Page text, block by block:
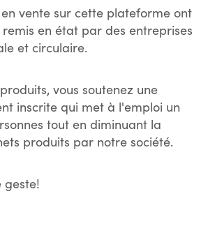
vente sur cette plateforme ont
en état par des entreprises
et circulaire.
vous soutenez une
inscrite qui met à l'emploi un
tout en diminuant la
produits par notre société.
geste!